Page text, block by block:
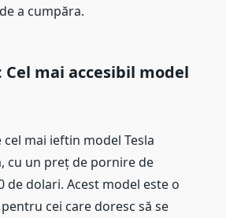
a cumpăra.
Cel mai accesibil model
cel mai ieftin model Tesla
cu un preț de pornire de
de dolari. Acest model este o
cei care doresc să se